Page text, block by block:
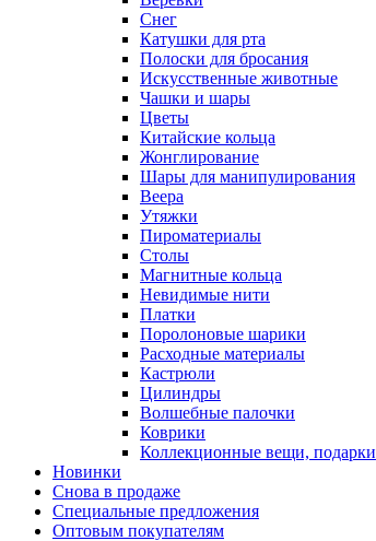
Снег
Катушки для рта
Полоски для бросания
Искусственные животные
Чашки и шары
Цветы
Китайские кольца
Жонглирование
Шары для манипулирования
Веера
Утяжки
Пироматериалы
Столы
Магнитные кольца
Невидимые нити
Платки
Поролоновые шарики
Расходные материалы
Кастрюли
Цилиндры
Волшебные палочки
Коврики
Коллекционные вещи, подарки
Новинки
Снова в продаже
Специальные предложения
Оптовым покупателям